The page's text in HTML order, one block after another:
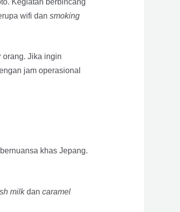
wifi dan smoking
orang. Jika ingin
jam operasional
khas Jepang.
milkdan caramel